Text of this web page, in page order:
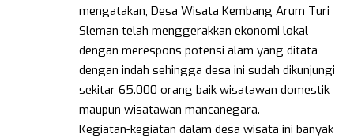
mengatakan, Desa Wisata Kembang Arum Turi
Sleman telah menggerakkan ekonomi lokal
dengan merespons potensi alam yang ditata
dengan indah sehingga desa ini sudah dikunjungi
sekitar 65.000 orang baik wisatawan domestik
maupun wisatawan mancanegara.
Kegiatan-kegiatan dalam desa wisata ini banyak